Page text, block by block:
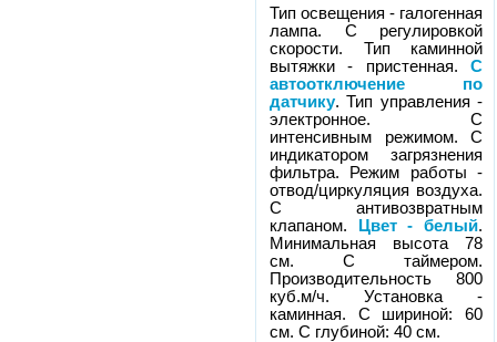
Тип освещения - галогенная
лампа. С регулировкой
скорости. Тип каминной
вытяжки - пристенная.С
автоотключение по
датчику. Тип управления -
электронное. С
интенсивным режимом. С
индикатором загрязнения
фильтра. Режим работы -
отвод/циркуляция воздуха.
С антивозвратным
клапаном.
Цвет - белый.
Минимальная высота 78
см. С таймером.
Производительность 800
куб.м/ч. Установка -
каминная. С шириной: 60
см. С глубиной: 40 см.